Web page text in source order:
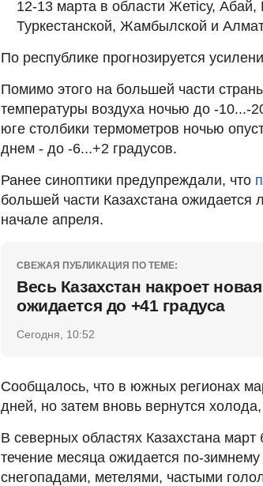
12-13 марта в области Жетісу, Абай,
Туркестанской, Жамбылской и
По республике прогнозируется
Помимо этого на большей части
температуры воздуха ночью до -10...-
юге столбики термометров ночью
днем - до -6...+2 градусов.
Ранее синоптики предупреждали, что
большей части Казахстана
начале апреля.
СВЕЖАЯ ПУБЛИКАЦИЯ ПО ТЕМЕ:
Весь Казахстан накроет
ожидается до +41 градуса
Сегодня, 10:52
Сообщалось, что в южных регионах
дней, но затем вновь вернутся
В северных областях Казахстана
течение месяца ожидается по-
снегопадами, метелями, частыми